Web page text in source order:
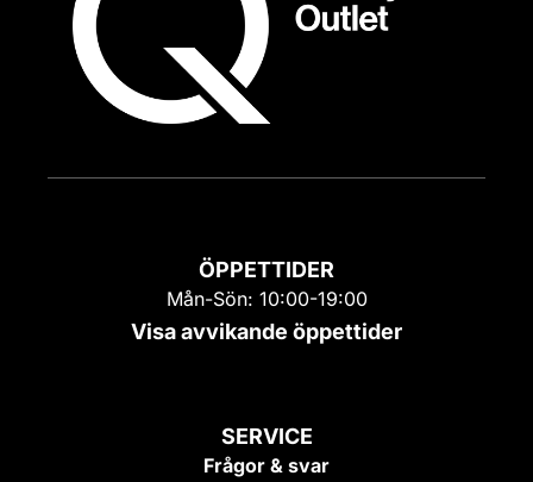
ÖPPETTIDER
Mån-Sön: 10:00-19:00
Visa avvikande öppettider
SERVICE
Frågor & svar